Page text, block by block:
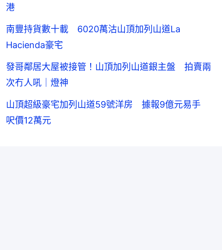
港
南豐持貨數十載 6020萬沽山頂加列山道La
Hacienda豪宅
發哥鄰居大屋被接管！山頂加列山道銀主盤 拍賣兩
次冇人吼｜燈神
山頂超級豪宅加列山道59號洋房 據報9億元易手
呎價12萬元